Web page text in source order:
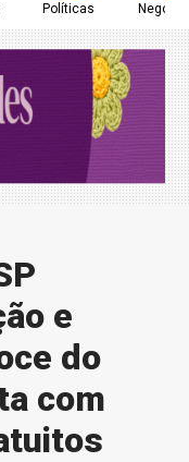
Políticas
e
do
com